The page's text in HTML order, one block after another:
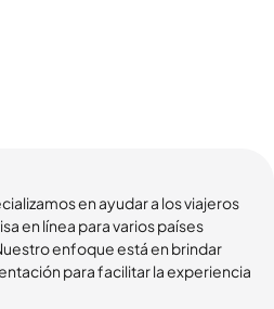
en ayudar a los viajeros
en línea para varios países
enfoque está en brindar
para facilitar la experiencia